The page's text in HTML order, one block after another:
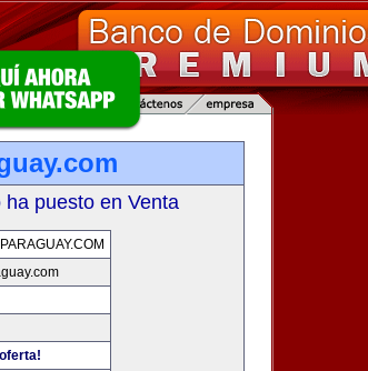
puesto en Venta